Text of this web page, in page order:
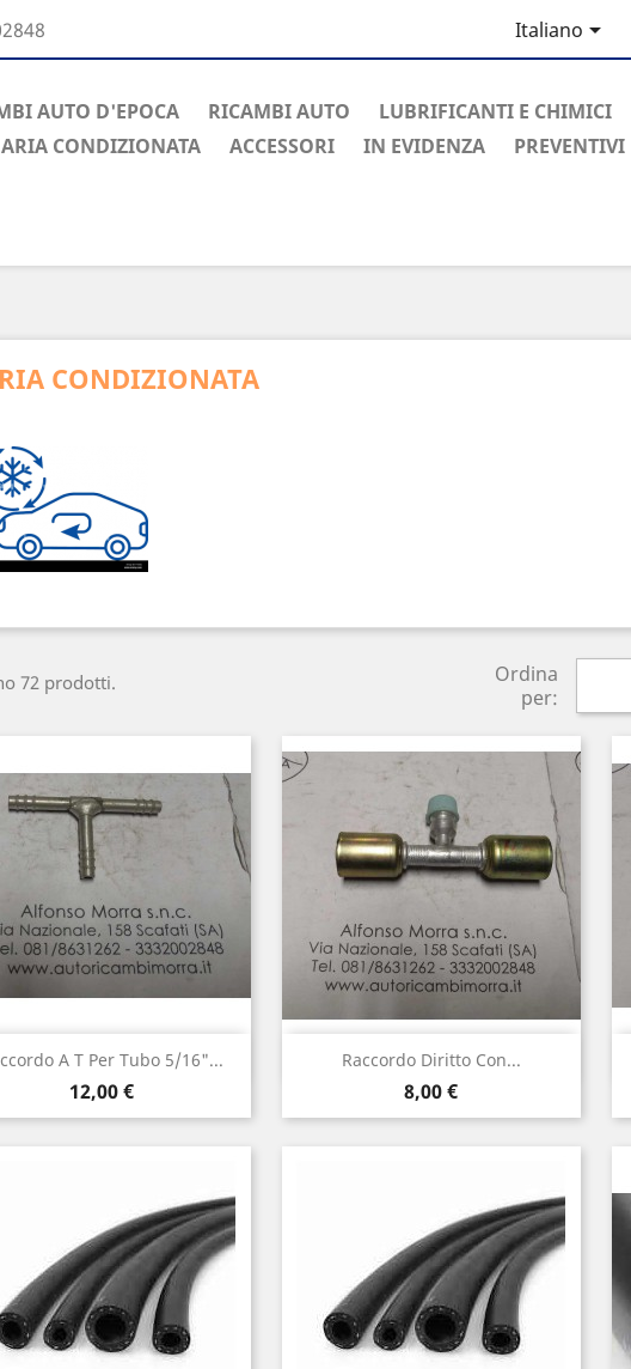
Italiano
AUTO D'EPOCA RICAMBI AUTO LUBRIFICANTI E CHIMICI
ARIA CONDIZIONATA
ACCESSORI IN EVIDENZA PREVENTIVI
CONDIZIONATA
72 prodotti.
Ordina
per:
A T Per Tubo 5/16"...
Prezzo
12,00 €
Anteprima Raccordo Diritto Con...
Prezzo
8,00 €
Anteprima